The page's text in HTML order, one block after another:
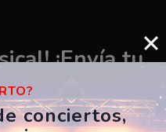
¡Envía tu
conciertos,